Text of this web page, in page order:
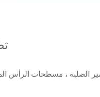
الصلبة ، مسطحات